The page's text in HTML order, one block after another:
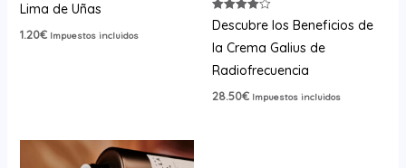
Lima de Uñas
1.20€ Impuestos incluidos
Valorado
con
4.00
de 5
Descubre los Beneficios de
la Crema Galius de
Radiofrecuencia
28.50€ Impuestos incluidos